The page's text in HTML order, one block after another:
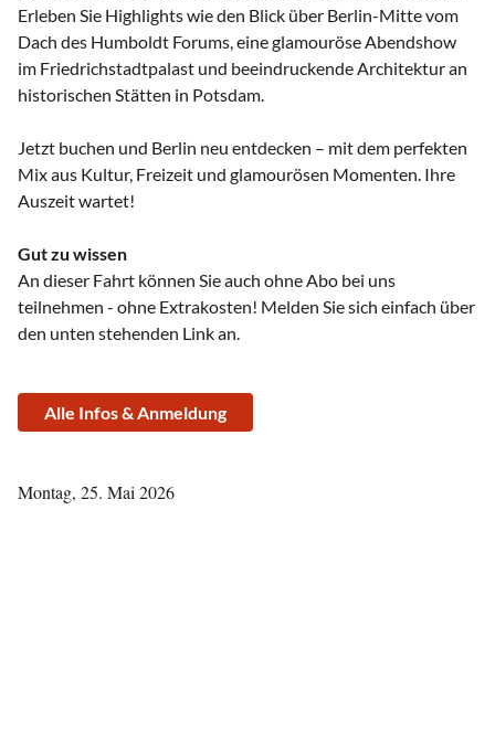
Erleben Sie Highlights wie den Blick über Berlin-Mitte vom
Dach des Humboldt Forums, eine glamouröse Abendshow
im Friedrichstadtpalast und beeindruckende Architektur an
historischen Stätten in Potsdam.
Jetzt buchen und Berlin neu entdecken – mit dem perfekten
Mix aus Kultur, Freizeit und glamourösen Momenten. Ihre
Auszeit wartet!
Gut zu wissen
An dieser Fahrt können Sie auch ohne Abo bei uns
teilnehmen - ohne Extrakosten! Melden Sie sich einfach über
den unten stehenden Link an.
Alle Infos & Anmeldung
Montag, 25. Mai 2026